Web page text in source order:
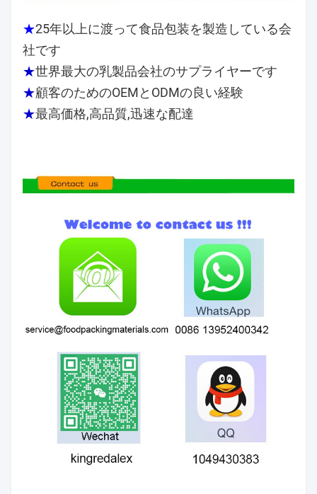
★25年以上に渡って食品包装を製造している会
社です
★世界最大の乳製品会社のサプライヤーです
★顧客のためのOEMとODMの良い経験
★最高価格,高品質,迅速な配達